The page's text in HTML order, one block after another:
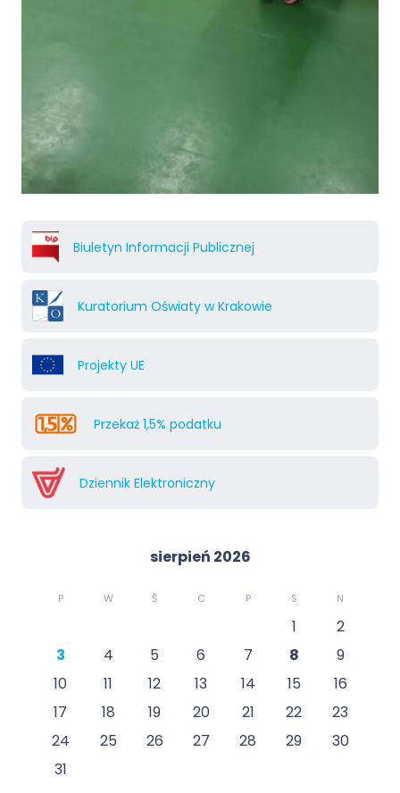
Biuletyn Informacji Publicznej
Kuratorium Oświaty w Krakowie
Projekty UE
Przekaż 1,5% podatku
Dziennik Elektroniczny
sierpień 2026
P W Ś C P S N
1
2
3
4 5 6 7 8
9
10
11 12 13 14 15
16
17
18 19 20 21 22
23
24
25 26 27 28 29
30
31